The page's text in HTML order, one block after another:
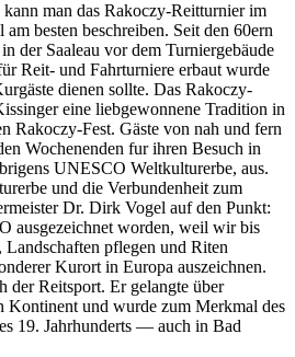
man das Rakoczy-Reitturnier im
besten beschreiben. Seit den 60ern
der Saaleau vor dem Turniergebäude
Reit- und Fahrturniere erbaut wurde
dienen sollte. Das Rakoczy-
eine liebgewonnene Tradition in
Rakoczy-Fest. Gäste von nah und fern
Wochenenden fur ihren Besuch in
UNESCO Weltkulturerbe, aus.
und die Verbundenheit zum
Dr. Dirk Vogel auf den Punkt:
ausgezeichnet worden, weil wir bis
Landschaften pflegen und Riten
Kurort in Europa auszeichnen.
der Reitsport. Er gelangte über
Kontinent und wurde zum Merkmal des
19. Jahrhunderts — auch in Bad